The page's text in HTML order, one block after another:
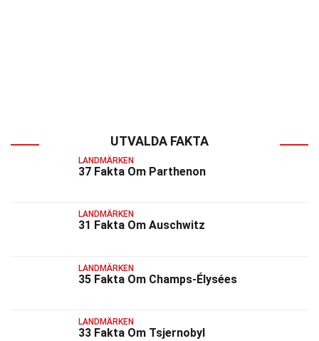
UTVALDA FAKTA
LANDMÄRKEN
37 Fakta Om Parthenon
LANDMÄRKEN
31 Fakta Om Auschwitz
LANDMÄRKEN
35 Fakta Om Champs-Élysées
LANDMÄRKEN
33 Fakta Om Tsjernobyl